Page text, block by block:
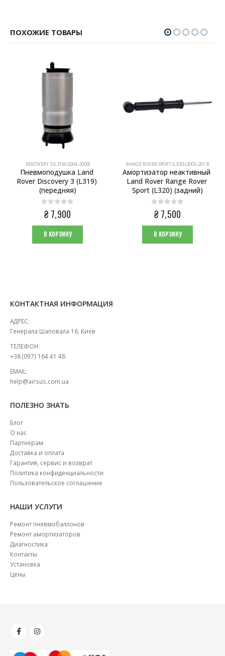
ПОХОЖИЕ ТОВАРЫ
DISCOVERY 3 (L319) (2004-2009)
Пневмоподушка Land
Rover Discovery 3 (L319)
(передняя)
0из 5
₴7,900
В КОРЗИНУ
RANGE ROVER SPORT (L320) (2005-2013)
Амортизатор неактивный
Land Rover Range Rover
Sport (L320) (задний)
0из 5
₴7,500
В КОРЗИНУ
КОНТАКТНАЯ ИНФОРМАЦИЯ
АДРЕС:
Генерала Шаповала 16, Киев
ТЕЛЕФОН:
+38 (097) 164 41 48
EMAIL:
help@airsus.com.ua
ПОЛЕЗНО ЗНАТЬ
Блог
О нас
Партнерам
Доставка и оплата
Гарантия, сервис и возврат
Политика конфиденциальности
Пользовательское соглашение
НАШИ УСЛУГИ
Ремонт пневмобаллонов
Ремонт амортизаторов
Диагностика
Контакты
Установка
Цены